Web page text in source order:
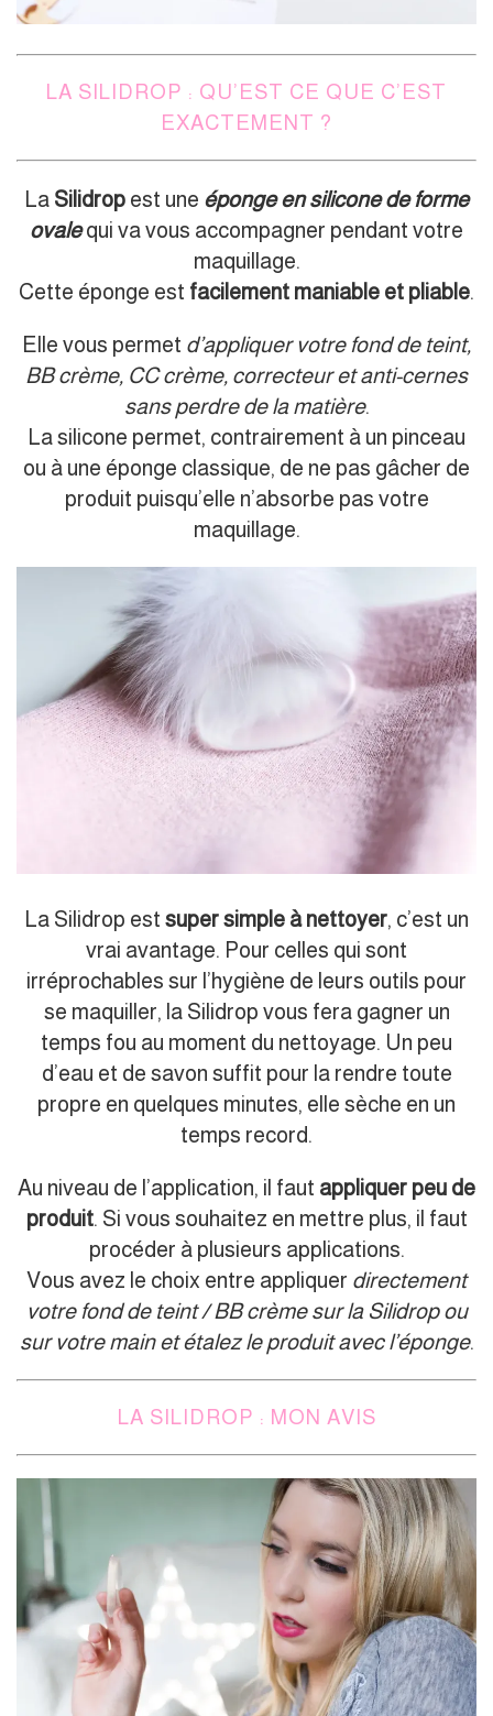
LA SILIDROP : QU’EST CE QUE C’EST
EXACTEMENT ?
La Silidrop est une éponge en silicone de forme
ovalequi va vous accompagner pendant votre
maquillage.
Cette éponge est facilement maniable et pliable.
Elle vous permet d’appliquer votre fond de teint,
BB crème, CC crème, correcteur et anti-cernes
sans perdre de la matière.
La silicone permet, contrairement à un pinceau
ou à une éponge classique, de ne pas gâcher de
produit puisqu’elle n’absorbe pas votre
maquillage.
La Silidrop est super simple à nettoyer, c’est un
vrai avantage. Pour celles qui sont
irréprochables sur l’hygiène de leurs outils pour
se maquiller, la Silidrop vous fera gagner un
temps fou au moment du nettoyage. Un peu
d’eau et de savon suffit pour la rendre toute
propre en quelques minutes, elle sèche en un
temps record.
Au niveau de l’application, il faut appliquer peu de
produit. Si vous souhaitez en mettre plus, il faut
procéder à plusieurs applications.
Vous avez le choix entre appliquer directement
votre fond de teint / BB crème sur la Silidrop ou
sur votre main et étalez le produit avec l’éponge.
LA SILIDROP : MON AVIS